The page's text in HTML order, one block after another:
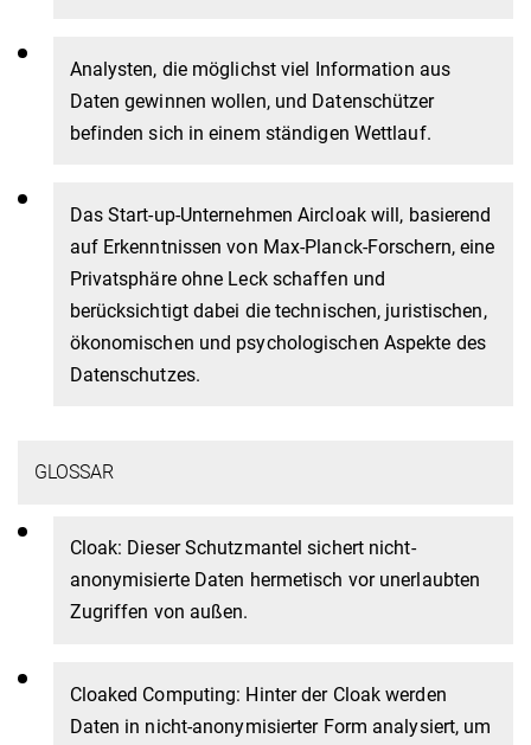
Analysten, die möglichst viel Information aus
Daten gewinnen wollen, und Datenschützer
befinden sich in einem ständigen Wettlauf.
Das Start-up-Unternehmen Aircloak will, basierend
auf Erkenntnissen von Max-Planck-Forschern, eine
Privatsphäre ohne Leck schaffen und
berücksichtigt dabei die technischen, juristischen,
ökonomischen und psychologischen Aspekte des
Datenschutzes.
GLOSSAR
Cloak: Dieser Schutzmantel sichert nicht-
anonymisierte Daten hermetisch vor unerlaubten
Zugriffen von außen.
Cloaked Computing: Hinter der Cloak werden
Daten in nicht-anonymisierter Form analysiert, um